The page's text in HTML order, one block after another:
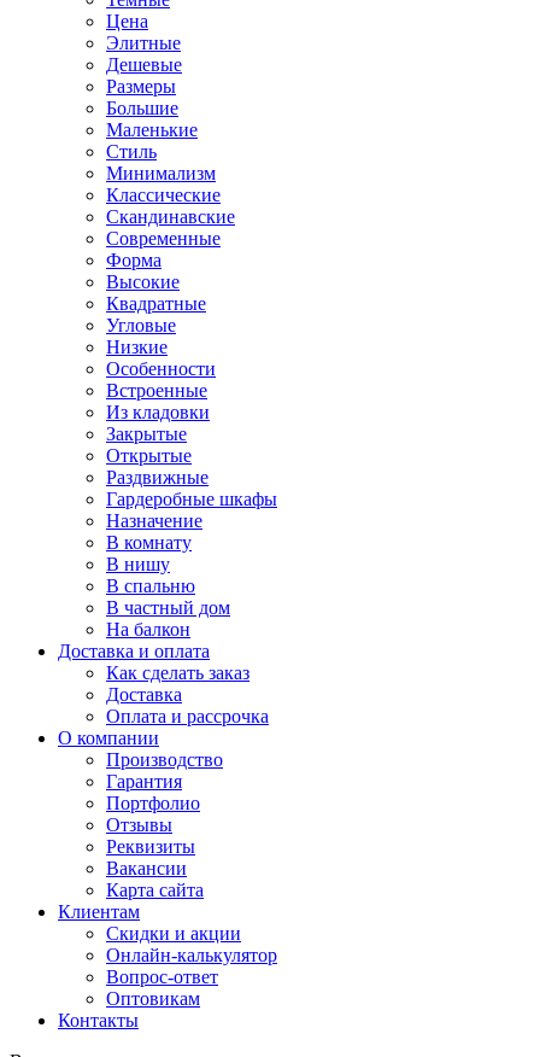
Цена
Элитные
Дешевые
Размеры
Большие
Маленькие
Стиль
Минимализм
Классические
Скандинавские
Современные
Форма
Высокие
Квадратные
Угловые
Низкие
Особенности
Встроенные
Из кладовки
Закрытые
Открытые
Раздвижные
Гардеробные шкафы
Назначение
В комнату
В нишу
В спальню
В частный дом
На балкон
Доставка и оплата
Как сделать заказ
Доставка
Оплата и рассрочка
О компании
Производство
Гарантия
Портфолио
Отзывы
Реквизиты
Вакансии
Карта сайта
Клиентам
Скидки и акции
Онлайн-калькулятор
Вопрос-ответ
Оптовикам
Контакты